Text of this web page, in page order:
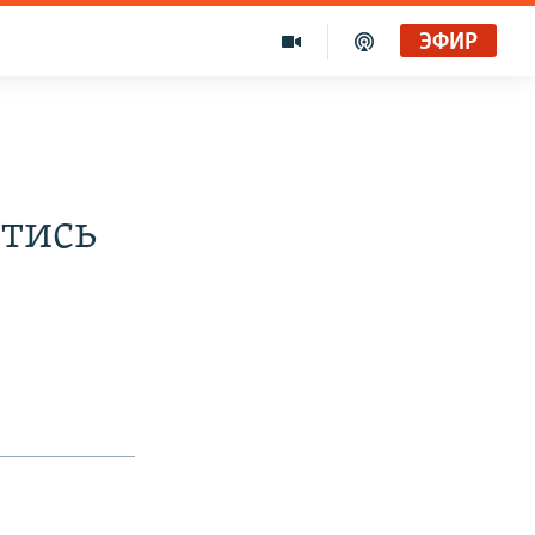
ЭФИР